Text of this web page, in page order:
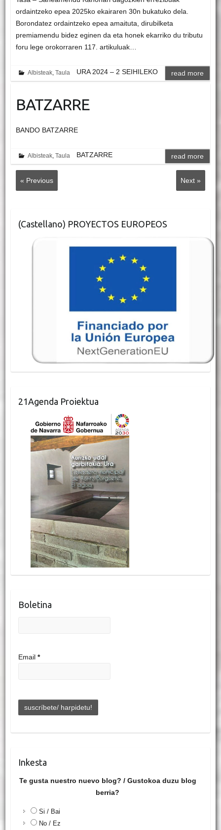
ordaintzeko epea 2025ko ekairaren 30n bukatuko dela.
Borondatez ordaintzeko epea amaituta, dirubilketa
premiamendu bidez eginen da eta honek ekarriko du tributu
foru lege orokorraren 117. artikuluak…
Albisteak,Taula URA 2024 – 2 SEIHILEKO read more
BATZARRE
BANDO BATZARRE
Albisteak,Taula BATZARRE read more
« Previous Next »
(Castellano) PROYECTOS EUROPEOS
21Agenda Proiektua
Boletina
Email *
Inkesta
Te gusta nuestro nuevo blog? / Gustokoa duzu blog
berria?
Si / Bai
No / Ez